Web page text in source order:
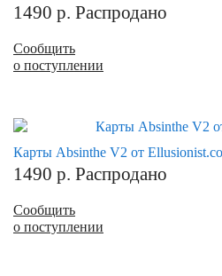
1490 р. Распродано
Сообщить
о поступлении
Карты Absinthe V2 от
1490 р. Распродано
Сообщить
о поступлении